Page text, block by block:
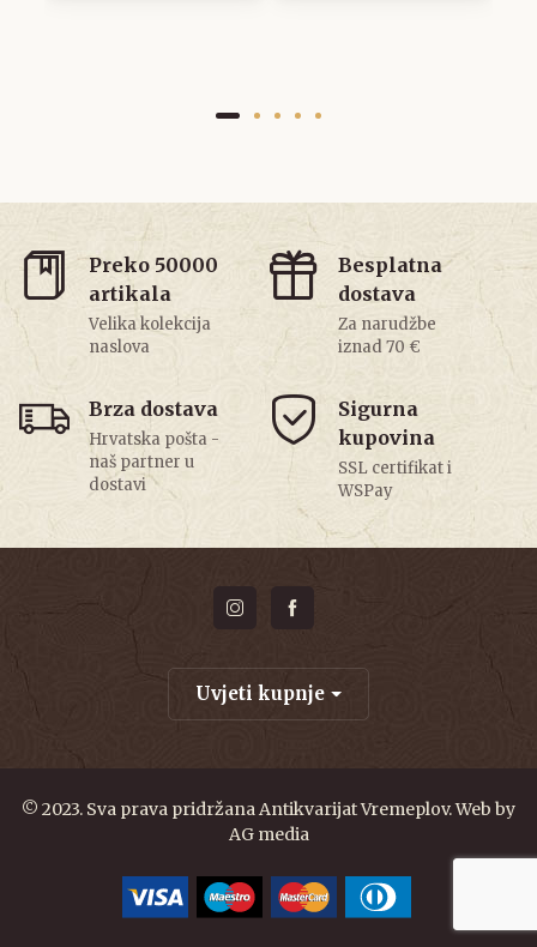
Preko 50000
artikala
Velika kolekcija
naslova
Besplatna
dostava
Za narudžbe
iznad 70 €
Brza dostava
Hrvatska pošta -
naš partner u
dostavi
Sigurna
kupovina
SSL certifikat i
WSPay
Uvjeti kupnje
© 2023. Sva prava pridržana Antikvarijat Vremeplov. Web by
AG media